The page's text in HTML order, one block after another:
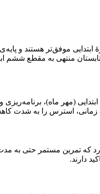
ابتدایی موفق‌تر هستند و
تابستان منتهی به مقطع
ابتدایی (مهر ماه)،
زمانی، استرس را به شدت
که تمرین مستمر حتی به
دارند.